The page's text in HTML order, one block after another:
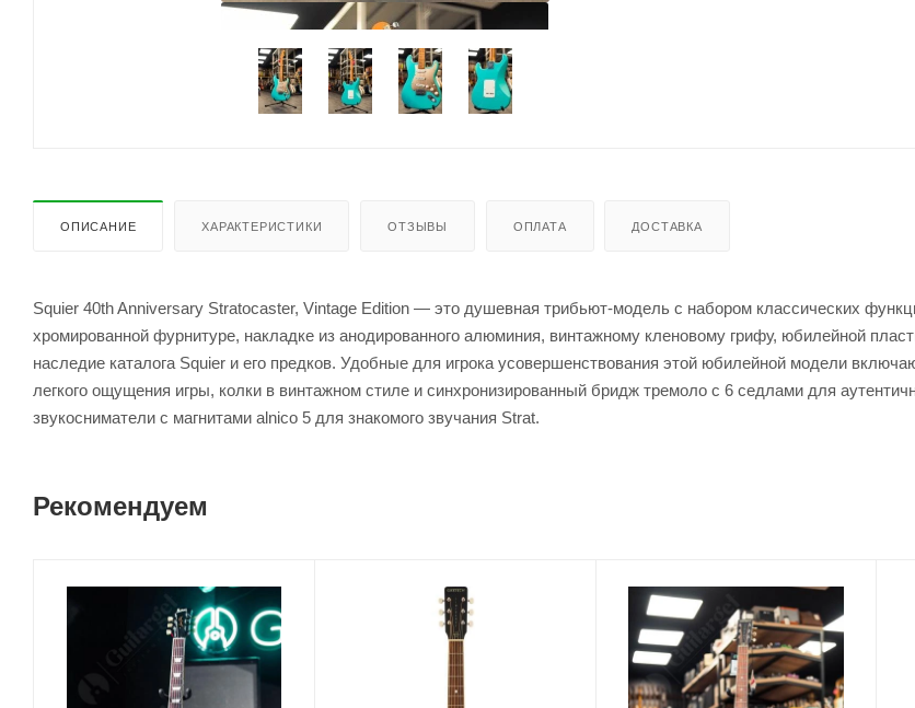
ОПИСАНИЕ ХАРАКТЕРИСТИКИ ОТЗЫВЫ ОПЛАТА ДОСТАВКА
Squier 40th Anniversary Stratocaster, Vintage Edition — это душевная трибьют-модель с набором классических
хромированной фурнитуре, накладке из анодированного алюминия, винтажному кленовому грифу, юбилейной
наследие каталога Squier и его предков. Удобные для игрока усовершенствования этой юбилейной модели
легкого ощущения игры, колки в винтажном стиле и синхронизированный бридж тремоло с 6 седлами для
звукосниматели с магнитами alnico 5 для знакомого звучания Strat.
Рекомендуем